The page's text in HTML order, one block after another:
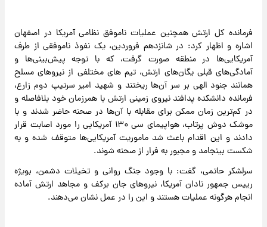
فرمانده کل ارتش همچنین عملیات ناموفق نظامی آمریکا در اصفهان
اشاره و اظهار کرد: در شانزدهم فروردین، یک نفوذ ناموفقی از طرف
آمریکایی‌ها در منطقه صورت گرفت، که با توجه پیش‌بینی‌ها و
آمادگی‌های قبلی یگان‌های ارتش، تیم های مختلفی از نیروهای مسلح
همانند جنود الهی بر سر آن‌ها ریختند و شهید امیر سرتیپ دوم زارع،
فرمانده دانشکده پدافند نیروی زمینی ارتش با همرزمان خود بلافاصله و
در کم‌ترین زمان ممکن برای مقابله با آن‌ها در صحنه حاضر شدند و با
موشک دوش پرتاب، هواپیمای سی ۱۳۰ آمریکایی را مورد اصابت قرار
دادند و این اقدام باعث شد ماموریت آمریکایی‌ها متوقف شده و به
شکست بینجامد و مجبور به فرار از صحنه شوند.
سرلشکر حاتمی، گفت: با وجود جنگ روانی و تخیلات دشمن، بویژه
رییس جمهور نادان آمریکا، نیروهای جان برکف و مجاهد ارتش آماده
انجام هرگونه عملیات هستند و این را در عمل نشان می‌دهند.